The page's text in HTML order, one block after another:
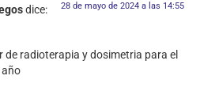
dice: 28 de mayo de 2024 a las 14:55
de radioterapia y dosimetria para el
año